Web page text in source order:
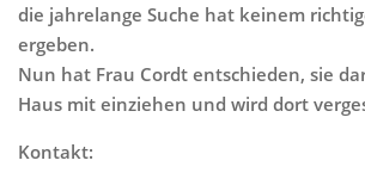
die jahrelange Suche hat keinem
ergeben.
Nun hat Frau Cordt entschieden, sie
Haus mit einziehen und wird dort
Kontakt: